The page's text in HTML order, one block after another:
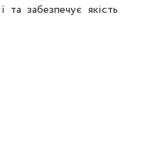
забезпечує якість